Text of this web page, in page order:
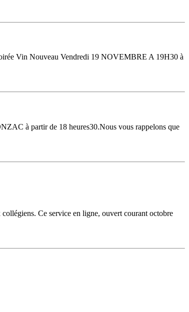
Vin Nouveau Vendredi 19 NOVEMBRE A 19H30 à
à partir de 18 heures30.Nous vous rappelons que
Ce service en ligne, ouvert courant octobre